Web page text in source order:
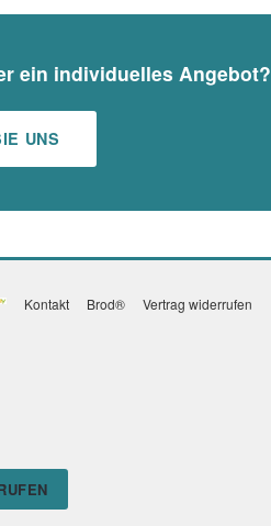
ein individuelles Angebot?
UNS
Kontakt Brod® Vertrag widerrufen